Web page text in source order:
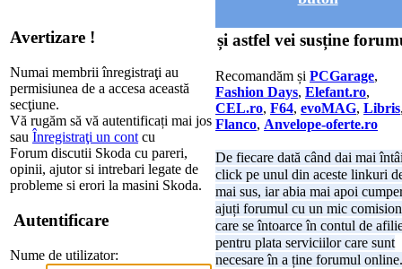
Avertizare !
Numai membrii înregistraţi au
permisiunea de a accesa această
secţiune.
Vă rugăm să vă autentificați mai jos
sau Înregistraţi un cont cu
Forum discutii Skoda cu pareri,
opinii, ajutor si intrebari legate de
probleme si erori la masini Skoda.
Autentificare
Nume de utilizator:
și astfel vei susține
Recomandăm și PCGarage,
Fashion Days, Elefant.ro,
CEL.ro, F64, evoMAG, Libris
Flanco, Anvelope-oferte.ro
De fiecare dată când dai mai
click pe unul din aceste linkuri
mai sus, iar abia mai apoi
ajuți forumul cu un mic comision
care se întoarce în contul de
pentru plata serviciilor care sunt
necesare în a ține forumul online.